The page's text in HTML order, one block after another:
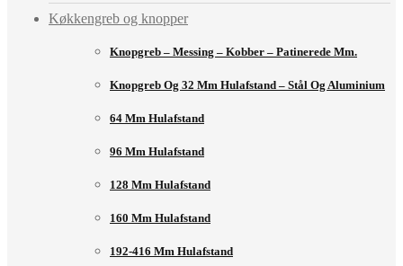
Køkkengreb og knopper
Knopgreb – Messing – Kobber – Patinerede Mm.
Knopgreb Og 32 Mm Hulafstand – Stål Og Aluminium
64 Mm Hulafstand
96 Mm Hulafstand
128 Mm Hulafstand
160 Mm Hulafstand
192-416 Mm Hulafstand